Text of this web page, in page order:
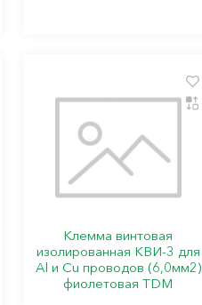
Клемма винтовая
изолированная КВИ-3 для
Al и Cu проводов (6,0мм2)
фиолетовая TDM